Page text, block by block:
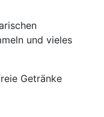
und vieles
Getränke